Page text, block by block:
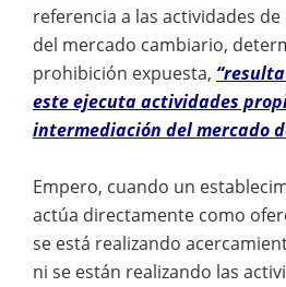
referencia a las actividades
del mercado cambiario,
prohibición expuesta,
este ejecuta actividades
intermediación del mercado
Empero, cuando un
actúa directamente como
se está realizando
ni se están realizando las